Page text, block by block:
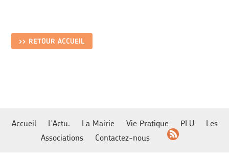
>> RETOUR ACCUEIL
Accueil L'Actu. La Mairie Vie Pratique PLU
Les
Associations
Contactez-nous